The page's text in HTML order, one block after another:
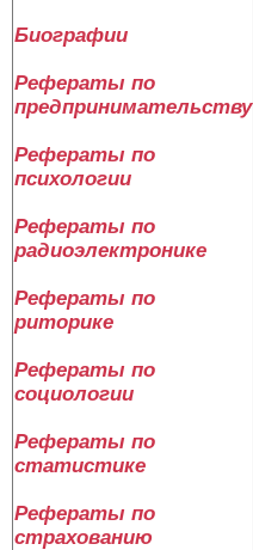
Биографии
Рефераты по
предпринимательству
Рефераты по
психологии
Рефераты по
радиоэлектронике
Рефераты по
риторике
Рефераты по
социологии
Рефераты по
статистике
Рефераты по
страхованию